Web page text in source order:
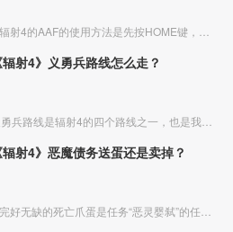
1.辐射4的AAF的使用方法是先按HOME键，接着点回车，然后按PaUP或者PgDn进行选人界面。
辐射4》义勇兵路线怎么走？
义勇兵路线是辐射4的四个路线之一，也是我们最早接触到的组织，下面带来义勇兵路线的全任务攻略，感兴趣的朋友可以参考一下。
辐射4》恶魔债务送蛋还是卖掉？
1.完好无缺的死亡爪蛋是任务“恶灵婴弑”的任务道具：